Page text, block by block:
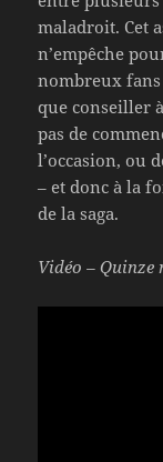
maladroit. Cet
n’empêche
nombreux
que conseiller
pas de
l’occasion, ou
– et donc à la
de la saga.
Vidéo – Quinze